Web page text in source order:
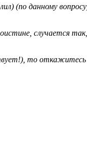
(по данному
случается так,
то